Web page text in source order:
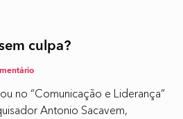
culpa?
no “Comunicação e Liderança”
Antonio Sacavem,